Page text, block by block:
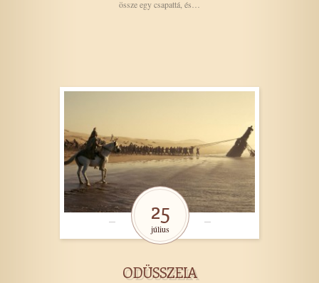
össze egy csapattá, és…
25
július
ODÜSSZEIA